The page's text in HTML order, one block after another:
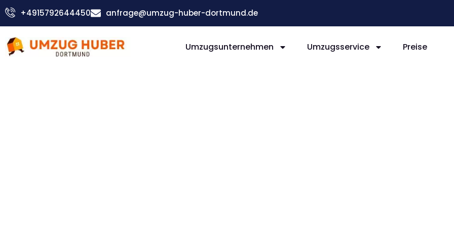
Zum
Inhalt
+4915792644450 anfrage@umzug-huber-dortmund.de
Umzugsunternehmen Umzugsservice Preise